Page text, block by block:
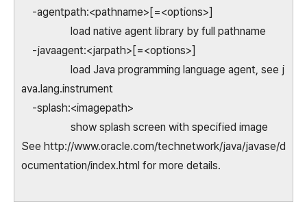
-agentpath:<pathname>[=<options>]
load native agent library by full pathname
-javaagent:<jarpath>[=<options>]
load Java programming language agent, see j
ava.lang.instrument
-splash:<imagepath>
show splash screen with specified image
See http://www.oracle.com/technetwork/java/javase/d
ocumentation/index.html for more details.